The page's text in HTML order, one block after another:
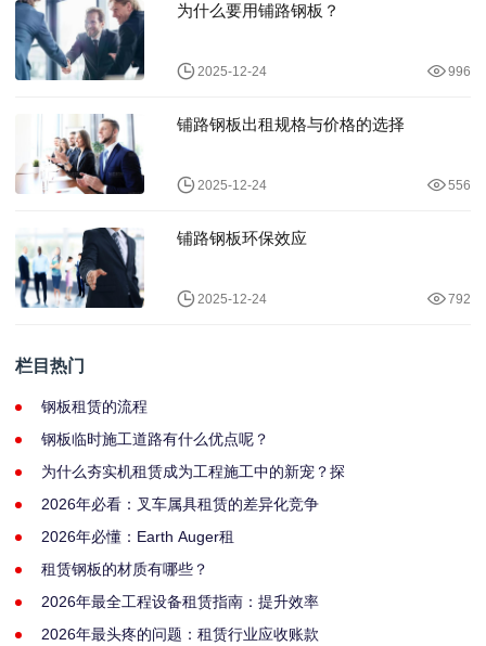
为什么要用铺路钢板？
2025-12-24 996
铺路钢板出租规格与价格的选择
2025-12-24 556
铺路钢板环保效应
2025-12-24 792
栏目热门
钢板租赁的流程
钢板临时施工道路有什么优点呢？
为什么夯实机租赁成为工程施工中的新宠？探
2026年必看：叉车属具租赁的差异化竞争
2026年必懂：Earth Auger租
租赁钢板的材质有哪些？
2026年最全工程设备租赁指南：提升效率
2026年最头疼的问题：租赁行业应收账款